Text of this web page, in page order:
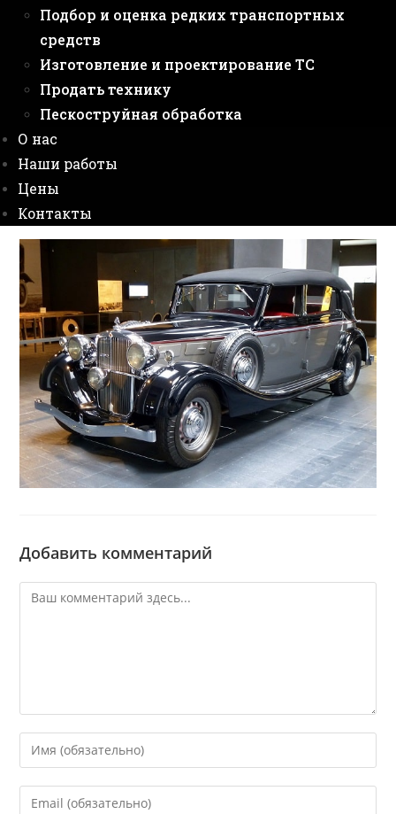
Подбор и оценка редких транспортных
средств
Изготовление и проектирование ТС
Продать технику
Пескоструйная обработка
О нас
Наши работы
Цены
Контакты
Добавить комментарий
Комментарий
Введите
свое
имя
или
Введите